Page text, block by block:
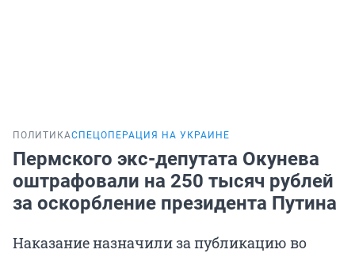
ПОЛИТИКАСПЕЦОПЕРАЦИЯ НА УКРАИНЕ
Пермского экс-депутата Окунева
оштрафовали на 250 тысяч рублей
за оскорбление президента Путина
Наказание назначили за публикацию во